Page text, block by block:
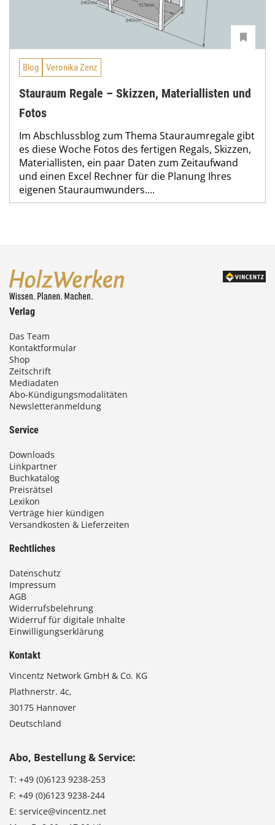
Blog Veronika Zenz
Stauraum Regale – Skizzen, Materiallisten und
Fotos
Im Abschlussblog zum Thema Stauraumregale gibt
es diese Woche Fotos des fertigen Regals, Skizzen,
Materiallisten, ein paar Daten zum Zeitaufwand
und einen Excel Rechner für die Planung Ihres
eigenen Stauraumwunders....
Verlag
Das Team
Kontaktformular
Shop
Zeitschrift
Mediadaten
Abo-Kündigungsmodalitäten
Newsletteranmeldung
Service
Downloads
Linkpartner
Buchkatalog
Preisrätsel
Lexikon
Verträge hier kündigen
Versandkosten & Lieferzeiten
Rechtliches
Datenschutz
Impressum
AGB
Widerrufsbelehrung
Widerruf für digitale Inhalte
Einwilligungserklärung
Kontakt
Vincentz Network GmbH & Co. KG
Plathnerstr. 4c,
30175 Hannover
Deutschland
Abo, Bestellung & Service:
T: +49 (0)6123 9238-253
F: +49 (0)6123 9238-244
E: service@vincentz.net